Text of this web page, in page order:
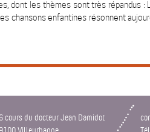
dont les thèmes sont très répandus :
chansons enfantines résonnent
cours du docteur Jean Damidot